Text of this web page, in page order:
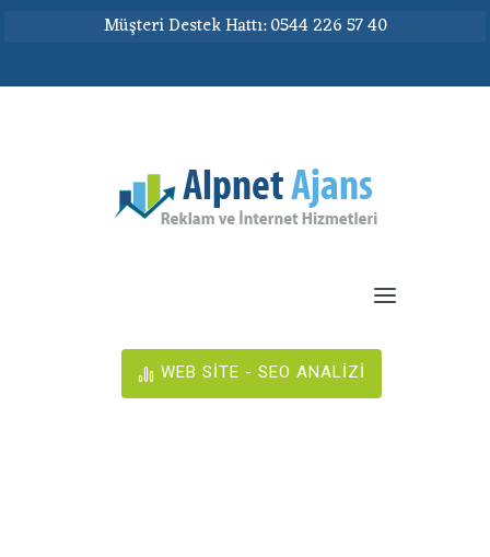
Müşteri Destek Hattı: 0544 226 57 40
WEB SİTE - SEO ANALİZİ